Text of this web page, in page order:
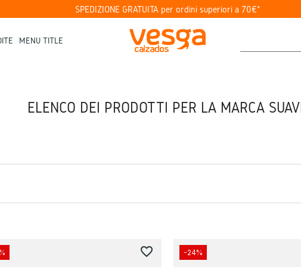
SPEDIZIONE GRATUITA per ordini superiori a 70€*
MENU TITLE
ELENCO DEI PRODOTTI PER LA MARCA
favorite_border -24%